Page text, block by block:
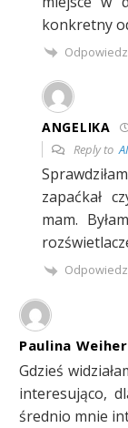
konkretny
Odpowiedz
ANGELIKA
Reply to
zapaćkał
mam.
Odpowiedz
Paulina
Gdzieś
interesująco,
średnio mnie